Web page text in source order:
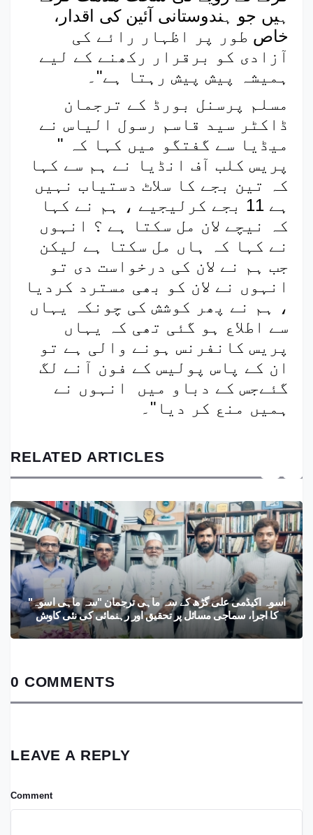
ہیں جو ہندوستانی آئین کی اقدار،
خاص طور پر اظہار رائے کی
آزادی کو برقرار رکھنے کے لیے
ہمیشہ پیش پیش رہتا ہے"۔
مسلم پرسنل بورڈ کے ترجمان
ڈاکٹر سید قاسم رسول الیاس نے
میڈیا سے گفتگو میں کہا کہ "
پریس کلب آف انڈیا نے ہم سے کہا
کہ تین بجے کا سلاٹ دستیاب نہیں
ہے 11 بجے کرلیجیے ، ہم نے کہا
کہ نیچے لان مل سکتا ہے ؟ انہوں
نے کہا کہ ہاں مل سکتا ہے لیکن
جب ہم نے لان کی درخواست دی تو
انہوں نے لان کو بھی مسترد کردیا
، ہم نے پھر کوشش کی چونکہ یہاں
سے اطلاع ہو گئی تھی کہ یہاں
پریس کانفرنس ہونے والی ہے تو
ان کے پاس پولیس کے فون آنے لگ
گئےجس کے دباو میں انہوں نے
ہمیں منع کر دیا"۔
RELATED ARTICLES
اسوہ اکیڈمی علی گڑھ کے سہ ماہی ترجمان "سہ ماہی اسوہ"
کا اجرا، سماجی مسائل پر تحقیق اور رہنمائی کی نئی کاوش
0 COMMENTS
LEAVE A REPLY
Comment